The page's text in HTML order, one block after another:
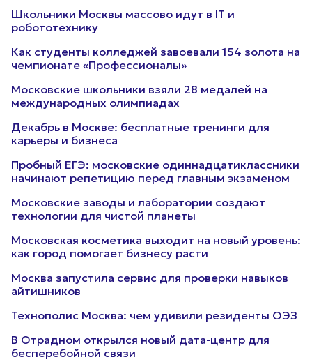
Школьники Москвы массово идут в IT и
робототехнику
Как студенты колледжей завоевали 154 золота на
чемпионате «Профессионалы»
Московские школьники взяли 28 медалей на
международных олимпиадах
Декабрь в Москве: бесплатные тренинги для
карьеры и бизнеса
Пробный ЕГЭ: московские одиннадцатиклассники
начинают репетицию перед главным экзаменом
Московские заводы и лаборатории создают
технологии для чистой планеты
Московская косметика выходит на новый уровень:
как город помогает бизнесу расти
Москва запустила сервис для проверки навыков
айтишников
Технополис Москва: чем удивили резиденты ОЭЗ
В Отрадном открылся новый дата-центр для
бесперебойной связи